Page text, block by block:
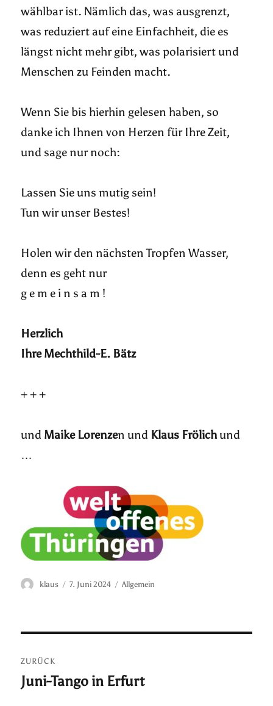
wählbar ist. Nämlich das, was ausgrenzt,
was reduziert auf eine Einfachheit, die es
längst nicht mehr gibt, was polarisiert und
Menschen zu Feinden macht.
Wenn Sie bis hierhin gelesen haben, so
danke ich Ihnen von Herzen für Ihre Zeit,
und sage nur noch:
Lassen Sie uns mutig sein!
Tun wir unser Bestes!
Holen wir den nächsten Tropfen Wasser,
denn es geht nur
g e m e i n s a m !
Herzlich
Ihre Mechthild-E. Bätz
+ + +
und Maike Lorenzen und Klaus Frölich und
…
Autor
klaus
Veröffentlicht
7. Juni 2024 Kategorien
Allgemein
ZURÜCK
Vorheriger
Juni-Tango in Erfurt